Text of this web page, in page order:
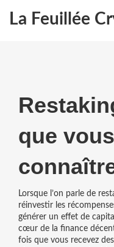
La Feuillée
que
Lorsque l’on parle de
réinvestir les
générer un effet de
cœur de la finance
fois que vous recevez